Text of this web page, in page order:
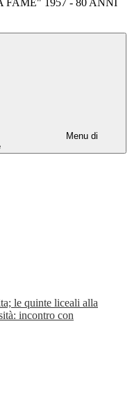
1957 - 80 ANNI
Menu di
le quinte liceali alla
incontro con